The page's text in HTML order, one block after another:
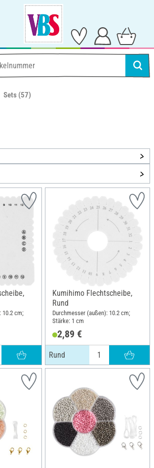
Sets (57)
10.2 cm;
Kumihimo Flechtscheibe,
Rund
Durchmesser (außen): 10.2 cm;
Stärke: 1 cm
2,89 €
Rund